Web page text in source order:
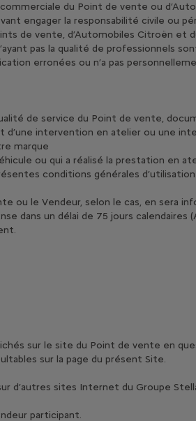
du Point de vente ou
engager la responsabilité civile ou
de vente, d’Automobiles Citroën et
pas la qualité de professionnels
erronées ou n’a pas
de service du Point de vente,
d’une intervention en atelier ou une
marque
ou qui a réalisé la prestation en
conditions générales
ou le Vendeur, selon le cas, en sera
dans un délai de 75 jours calendaires
sur le site du Point de vente en
sur la page du présent Site.
d’autres sites Internet du Groupe
participant.